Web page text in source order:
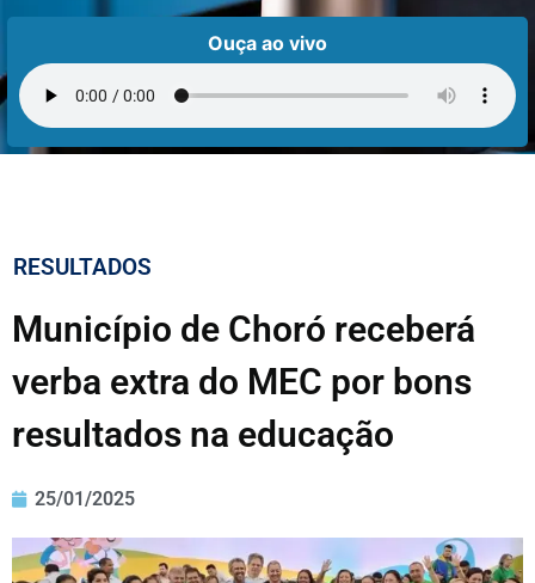
Ouça ao vivo
RESULTADOS
Município de Choró receberá
verba extra do MEC por bons
resultados na educação
25/01/2025